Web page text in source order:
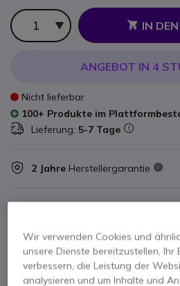
Anzahl
IN
ANGEBOT IN 4
Nicht lieferbar
100+ Produkte im
Lieferung: 5-7 Tage
2 Jahre Herstellergarantie
Hauptmerkmale
Wir verwenden Cookies und
unsere Dienste bereitzustellen, Ihr
verbessern, die Leistung der
analysieren und um Inhalte und